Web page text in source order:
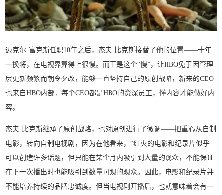
迈克尔·富克斯任职10年之后，杰夫·比克斯接替了他的位置——十年
一换将，在电视界算得上很慢。而正是这个“慢”，让HBO免于因管理
层更新频繁而朝令夕改，能够一直坚持自己的原创战略，新来的CEO
也来自HBO内部，每个CEO都是HBO的资深员工，懂内容才能做好内
容。
杰夫·比克斯继承了原创战略，也对原创进行了微调——把重心从自制
电影，转向自制电视剧，因为在他看来，“红火的电影和纪录片似乎
可以创造许多话题，但只能在某个月内吸引到大量的观众，不能保证
在下一次播出时也能吸引到数量可观的观众。因此，电影和纪录片并
不能培养持续的品牌忠诚度。但当电视剧开播后，也就意味着会有一